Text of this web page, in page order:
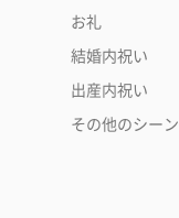
お礼
結婚内祝い
出産内祝い
その他のシーン